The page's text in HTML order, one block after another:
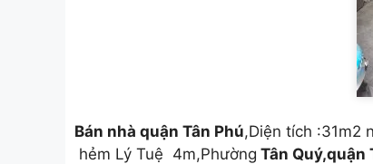
Bán nhà quận Tân Phú,Diện tích :31m2
hẻm Lý Tuệ 4m,Phường Tân Quý,quận